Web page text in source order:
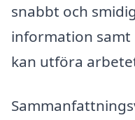
snabbt och
information
kan utföra